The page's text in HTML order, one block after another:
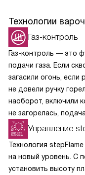
Технологии
Газ-контроль
Газ-контроль — это
подачи газа. Если
загасили огонь,
не довели ручку
наоборот, включили
не загорелась,
Управление
Технология
на новый уровень. С
установить высоту